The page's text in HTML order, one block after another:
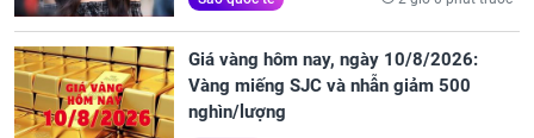
Giá vàng hôm nay, ngày 10/8/2026:
Vàng miếng SJC và nhẫn giảm 500
nghìn/lượng